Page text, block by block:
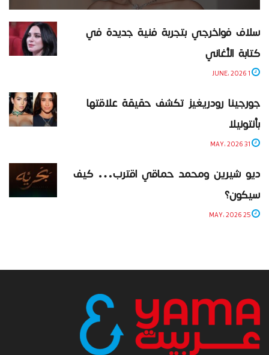
سلاف فواخرجي بتجربة فنية جديدة في
كتابة الأغاني
جورجينا رودريغيز تكشف حقيقة علاقتها
بأنتونيلا
ديو شيرين ومحمد حماقي اقترب… كيف
سيكون؟